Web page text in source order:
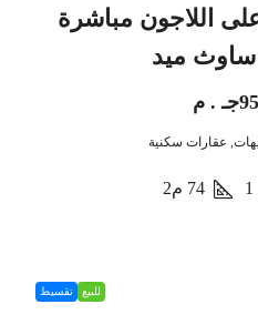
اللاجون مباشرة
ساوث ميد
. م
عقارات سكنية
1
74 م2
للبيع تقسيط